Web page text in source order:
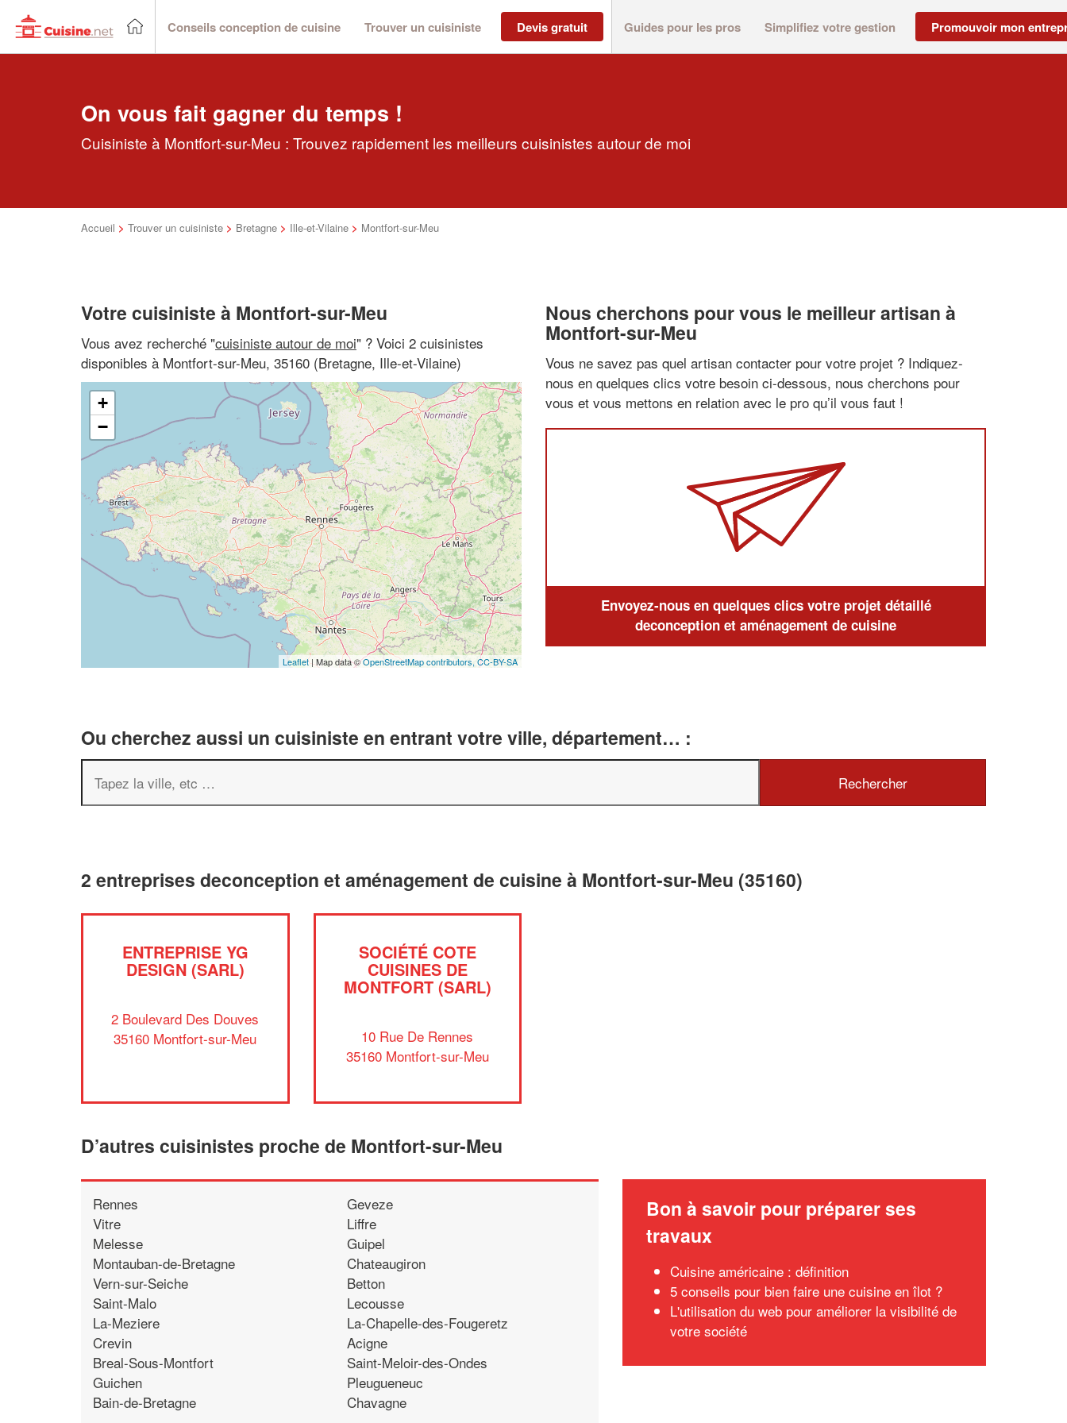
Conseils conception de cuisine Trouver un cuisiniste Devis gratuit Guides pour les pros Simplifiez votre gestion Promouvoir mon
On vous fait gagner du temps !
Cuisiniste à Montfort-sur-Meu : Trouvez rapidement les meilleurs cuisinistes autour de moi
Accueil > Trouver un cuisiniste > Bretagne > Ille-et-Vilaine > Montfort-sur-Meu
Votre cuisiniste à Montfort-sur-Meu
Vous avez recherché "cuisiniste autour de moi" ? Voici 2 cuisinistes
disponibles à Montfort-sur-Meu, 35160 (Bretagne, Ille-et-Vilaine)
+
−
Leaflet| Map data ©OpenStreetMap contributors, CC-BY-SA
Nous cherchons pour vous le meilleur artisan à
Montfort-sur-Meu
Vous ne savez pas quel artisan contacter pour votre projet ? Indiquez-
nous en quelques clics votre besoin ci-dessous, nous cherchons pour
vous et vous mettons en relation avec le pro qu’il vous faut !
Envoyez-nous en quelques clics votre projet détaillé
deconception et aménagement de cuisine
Ou cherchez aussi un cuisiniste en entrant votre ville, département… :
2 entreprises deconception et aménagement de cuisine à Montfort-sur-Meu (35160)
ENTREPRISE YG
DESIGN (SARL)
2 Boulevard Des Douves
35160 Montfort-sur-Meu
SOCIÉTÉ COTE
CUISINES DE
MONTFORT (SARL)
10 Rue De Rennes
35160 Montfort-sur-Meu
D’autres cuisinistes proche de Montfort-sur-Meu
Rennes
Vitre
Melesse
Montauban-de-Bretagne
Vern-sur-Seiche
Saint-Malo
La-Meziere
Crevin
Breal-Sous-Montfort
Guichen
Bain-de-Bretagne
Geveze
Liffre
Guipel
Chateaugiron
Betton
Lecousse
La-Chapelle-des-Fougeretz
Acigne
Saint-Meloir-des-Ondes
Pleugueneuc
Chavagne
Bon à savoir pour préparer ses
travaux
Cuisine américaine : définition
5 conseils pour bien faire une cuisine en îlot ?
L'utilisation du web pour améliorer la visibilité de
votre société
✕